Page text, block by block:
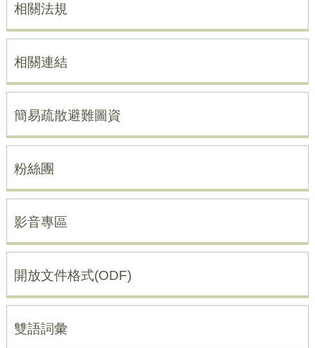
相關法規
相關連結
簡易疏散避難圖資
粉絲團
影音專區
開放文件格式(ODF)
雙語詞彙